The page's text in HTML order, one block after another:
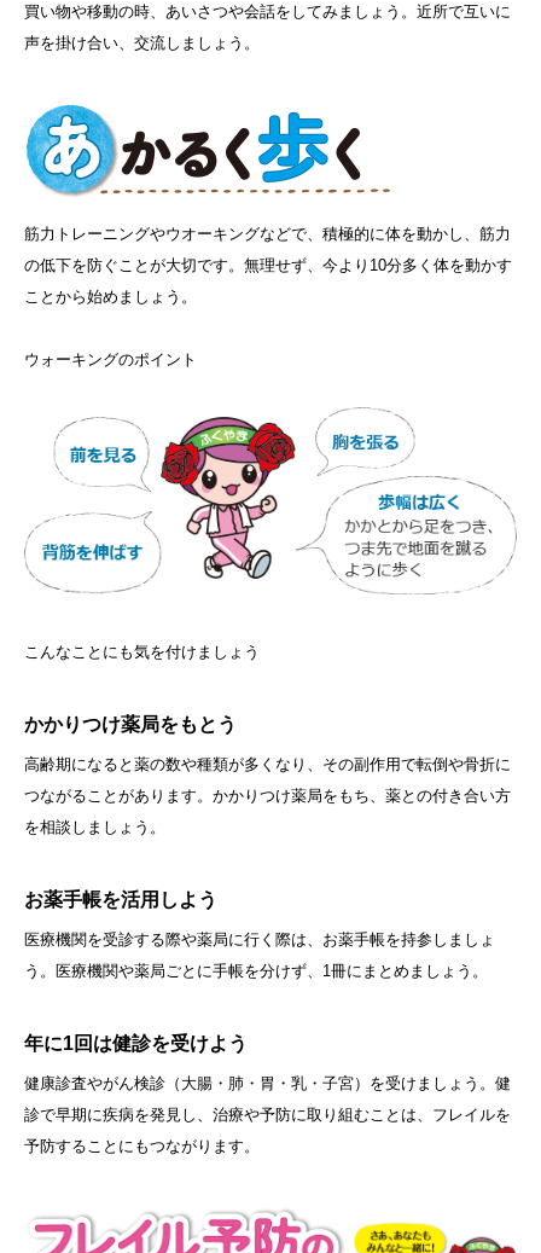
買い物や移動の時、あいさつや会話をしてみましょう。近所で互いに
声を掛け合い、交流しましょう。
筋力トレーニングやウオーキングなどで、積極的に体を動かし、筋力
の低下を防ぐことが大切です。無理せず、今より10分多く体を動かす
ことから始めましょう。
ウォーキングのポイント
こんなことにも気を付けましょう
かかりつけ薬局をもとう
高齢期になると薬の数や種類が多くなり、その副作用で転倒や骨折に
つながることがあります。かかりつけ薬局をもち、薬との付き合い方
を相談しましょう。
お薬手帳を活用しよう
医療機関を受診する際や薬局に行く際は、お薬手帳を持参しましょ
う。医療機関や薬局ごとに手帳を分けず、1冊にまとめましょう。
年に1回は健診を受けよう
健康診査やがん検診（大腸・肺・胃・乳・子宮）を受けましょう。健
診で早期に疾病を発見し、治療や予防に取り組むことは、フレイルを
予防することにもつながります。